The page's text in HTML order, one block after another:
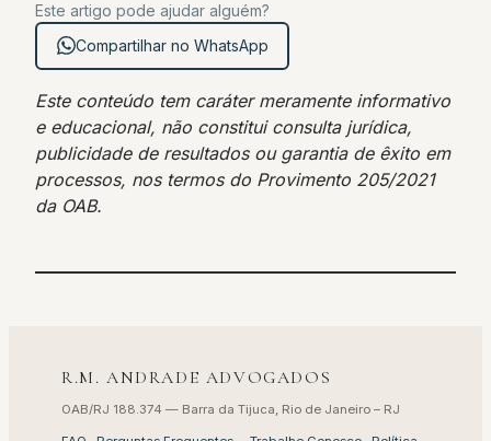
Este artigo pode ajudar alguém?
Compartilhar no WhatsApp
Este conteúdo tem caráter meramente informativo
e educacional, não constitui consulta jurídica,
publicidade de resultados ou garantia de êxito em
processos, nos termos do Provimento 205/2021
da OAB.
R.M. ANDRADE ADVOGADOS
OAB/RJ 188.374 — Barra da Tijuca, Rio de Janeiro – RJ